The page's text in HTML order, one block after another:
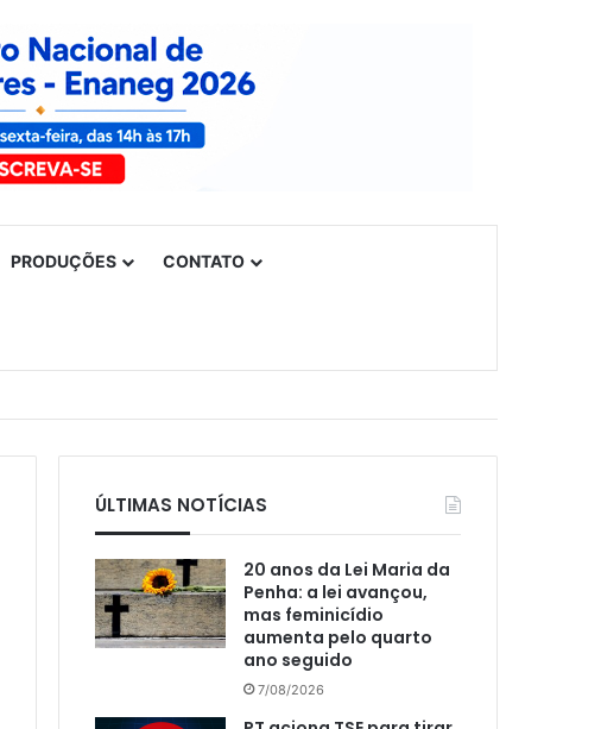
PRODUÇÕES CONTATO
ÚLTIMAS NOTÍCIAS
20 anos da Lei Maria da
Penha: a lei avançou,
mas feminicídio
aumenta pelo quarto
ano seguido
7/08/2026